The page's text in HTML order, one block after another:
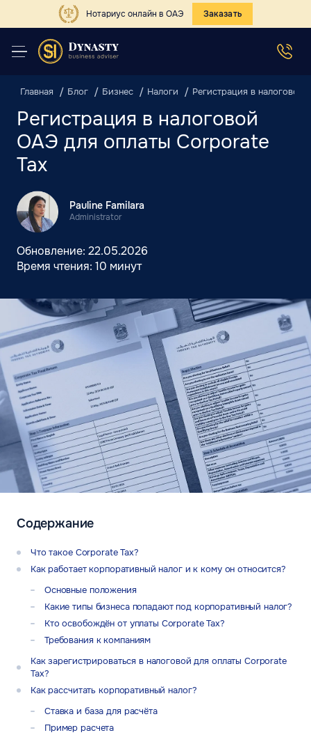
Нотариус онлайн в ОАЭ Заказать
Главная Блог Бизнес Налоги Регистрация в
Регистрация в налоговой
ОАЭ для оплаты Corporate
Tax
Pauline Familara
Administrator
Обновление: 22.05.2026
Время чтения: 10 минут
Содержание
Что такое Corporate Tax?
Как работает корпоративный налог и к кому он относится?
Основные положения
Какие типы бизнеса попадают под корпоративный налог?
Кто освобождён от уплаты Corporate Tax?
Требования к компаниям
Как зарегистрироваться в налоговой для оплаты Corporate
Tax?
Как рассчитать корпоративный налог?
Ставка и база для расчёта
Пример расчета